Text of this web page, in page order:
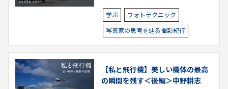
学ぶ フォトテクニック
写真家の思考を辿る撮影紀行
【私と飛行機】美しい機体の最高
の瞬間を残す＜後編＞中野耕志